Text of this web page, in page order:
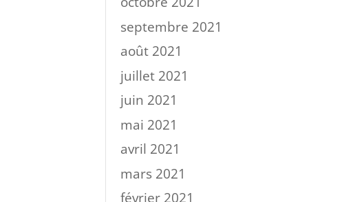
septembre 2021
août 2021
juillet 2021
juin 2021
mai 2021
avril 2021
mars 2021
février 2021